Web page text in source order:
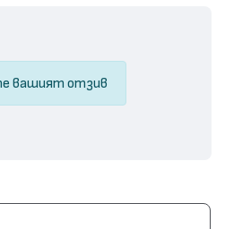
вашият отзив